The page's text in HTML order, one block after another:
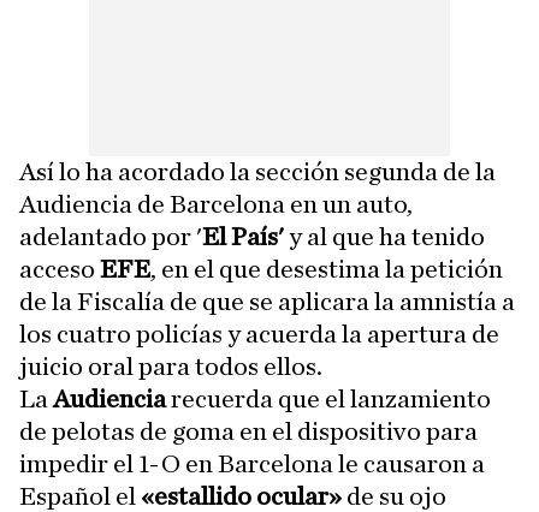
Así lo ha acordado la sección segunda de la
Audiencia de Barcelona en un auto,
adelantado por 'El País'y al que ha tenido
acceso EFE, en el que desestima la petición
de la Fiscalía de que se aplicara la amnistía a
los cuatro policías y acuerda la apertura de
juicio oral para todos ellos.
LaAudienciarecuerda que el lanzamiento
de pelotas de goma en el dispositivo para
impedir el 1-O en Barcelona le causaron a
Español el «estallido ocular» de su ojo